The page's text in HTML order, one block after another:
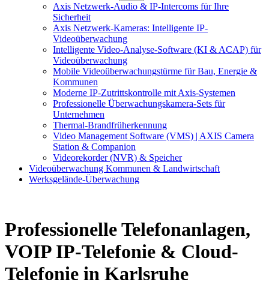
Axis Netzwerk-Audio & IP-Intercoms für Ihre
Sicherheit
Axis Netzwerk-Kameras: Intelligente IP-
Videoüberwachung
Intelligente Video-Analyse-Software (KI & ACAP) für
Videoüberwachung
Mobile Videoüberwachungstürme für Bau, Energie &
Kommunen
Moderne IP-Zutrittskontrolle mit Axis-Systemen
Professionelle Überwachungskamera-Sets für
Unternehmen
Thermal-Brandfrüherkennung
Video Management Software (VMS) | AXIS Camera
Station & Companion
Videorekorder (NVR) & Speicher
Videoüberwachung Kommunen & Landwirtschaft
Werksgelände-Überwachung
Professionelle Telefonanlagen,
VOIP IP-Telefonie & Cloud-
Telefonie in Karlsruhe